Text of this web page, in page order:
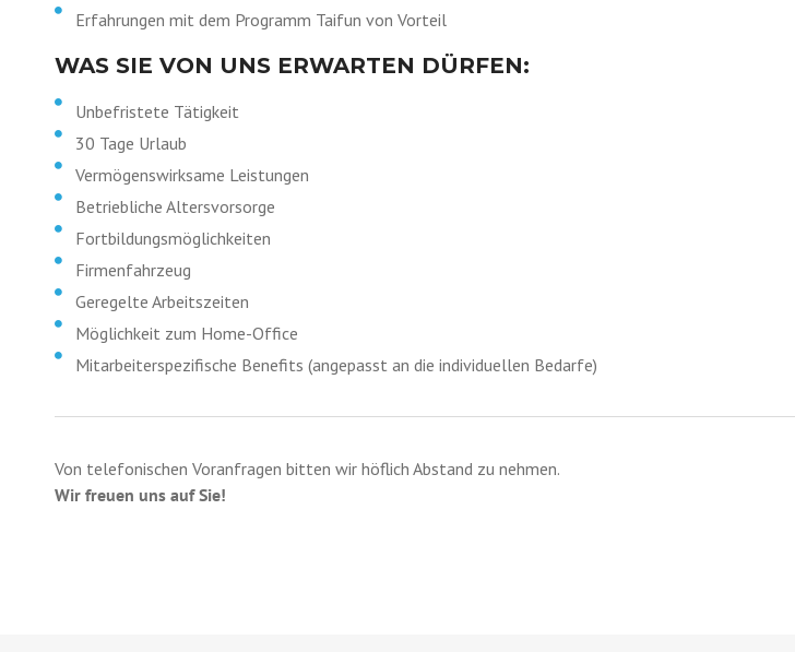
Erfahrungen mit dem Programm Taifun von Vorteil
WAS SIE VON UNS ERWARTEN DÜRFEN:
Unbefristete Tätigkeit
30 Tage Urlaub
Vermögenswirksame Leistungen
Betriebliche Altersvorsorge
Fortbildungsmöglichkeiten
Firmenfahrzeug
Geregelte Arbeitszeiten
Möglichkeit zum Home-Office
Mitarbeiterspezifische Benefits (angepasst an die individuellen Bedarfe)
Von telefonischen Voranfragen bitten wir höflich Abstand zu nehmen.
Wir freuen uns auf Sie!